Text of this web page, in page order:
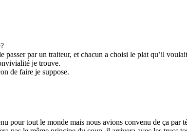
par un traiteur, et chacun a choisi le plat qu’il
je trouve.
de faire je suppose.
pour tout le monde mais nous avions convenu de ça par